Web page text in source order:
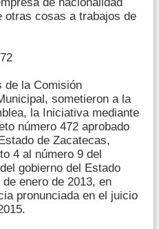
otras cosas a trabajos de
de la Comisión
sometieron a la
la Iniciativa mediante
número 472 aprobado
de Zacatecas,
4 al número 9 del
gobierno del Estado
enero de 2013, en
pronunciada en el juicio